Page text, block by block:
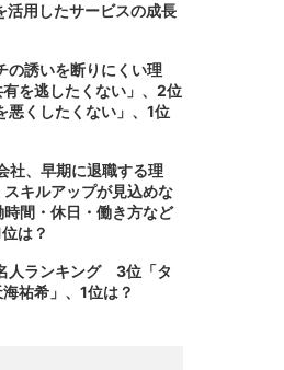
活用したサービスの成長
の誘いを断りにくい理
を逃したくない」、2位
悪くしたくない」、1位
社、早期に退職する理
キルアップが見込めな
間・休日・働き方など
は？
人ランキング 3位「タ
祐希」、1位は？